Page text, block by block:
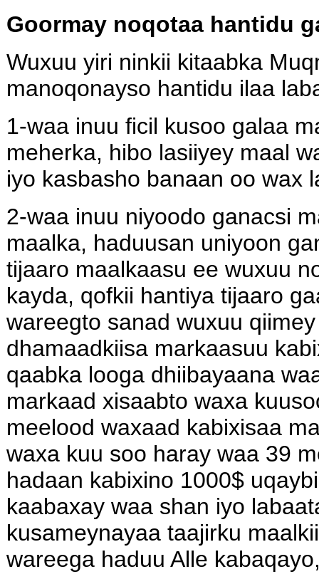
Goormay noqotaa hantidu
Wuxuu yiri ninkii kitaabka
manoqonayso hantidu ilaa
1-waa inuu ficil kusoo galaa
meherka, hibo lasiiyey maal
iyo kasbasho banaan oo wax
2-waa inuu niyoodo ganacsi
maalka, haduusan uniyoon
tijaaro maalkaasu ee wuxuu
kayda, qofkii hantiya tijaaro
wareegto sanad wuxuu
dhamaadkiisa markaasuu
qaabka looga dhiibayaana
markaad xisaabto waxa
meelood waxaad kabixisaa
waxa kuu soo haray waa 39
hadaan kabixino 1000$
kaabaxay waa shan iyo
kusameynayaa taajirku
wareega haduu Alle